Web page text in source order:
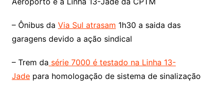
– Ônibus da Via Sul atrasam 1h30 a saida das
garagens devido a ação sindical
– Trem da série 7000 é testado na Linha 13-
Jadepara homologação de sistema de sinalização